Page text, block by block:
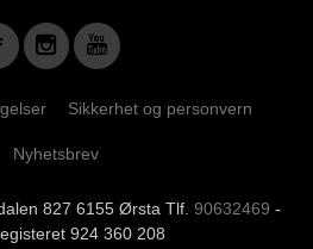
Sikkerhet og personvern
Nyhetsbrev
827 6155 Ørsta Tlf. 90632469 -
924 360 208